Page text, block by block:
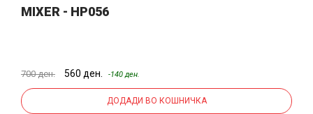
MIXER - HP056
700 ден. 560 ден. -140 ден.
ДОДАДИ ВО КОШНИЧКА